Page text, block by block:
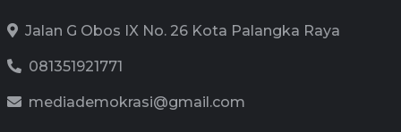
Jalan G Obos IX No. 26 Kota Palangka Raya
081351921771
mediademokrasi@gmail.com